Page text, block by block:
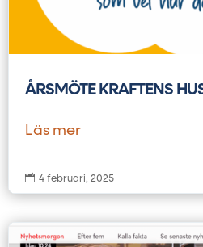
ÅRSMÖTE KRAFTENS
Läs mer
 4 februari, 2025